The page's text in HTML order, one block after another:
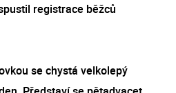
registrace běžců
se chystá velkolepý